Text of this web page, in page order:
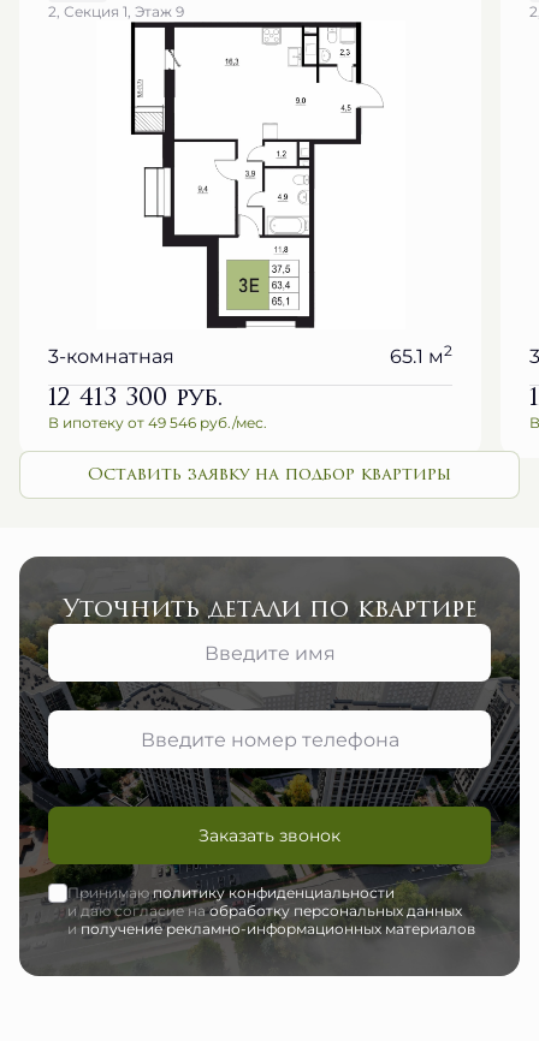
2, Секция 1, Этаж 9
3-комнатная 65.1 м2
12 413 300руб.
В ипотеку от 49 546 руб./мес.
Оставить заявку на подбор квартиры
Уточнить детали по квартире
Заказать звонок
Принимаюполитику конфиденциальности
и даю согласие наобработку персональных данных
иполучение рекламно-информационных материалов